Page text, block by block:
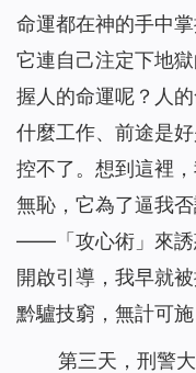
命運都在神的手中
它連自己注定下地
握人的命運呢？人
什麼工作、前途是
控不了。想到這裡
無恥，它為了逼我
——「攻心術」來誘
開啟引導，我早就
黔驢技窮，無計可施
第三天，刑警